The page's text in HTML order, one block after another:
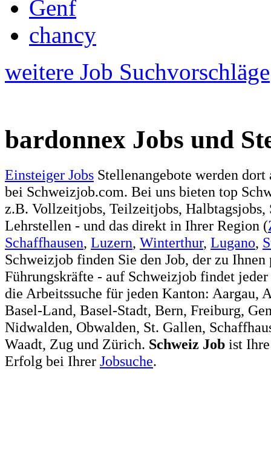
Genf
chancy
weitere Job Suchvorschläge
bardonnex Jobs und
Einsteiger Jobs Stellenangebote werden
bei Schweizjob.com. Bei uns bieten top
z.B. Vollzeitjobs, Teilzeitjobs,
Lehrstellen - und das direkt in Ihrer Region (
Schaffhausen, Luzern, Winterthur, Lugano,
Schweizjob finden Sie den Job, der zu
Führungskräfte - auf Schweizjob findet
die Arbeitssuche für jeden Kanton: Aargau,
Basel-Land, Basel-Stadt, Bern, Freiburg,
Nidwalden, Obwalden, St. Gallen,
Waadt, Zug und Zürich. Schweiz Job ist
Erfolg bei Ihrer Jobsuche.